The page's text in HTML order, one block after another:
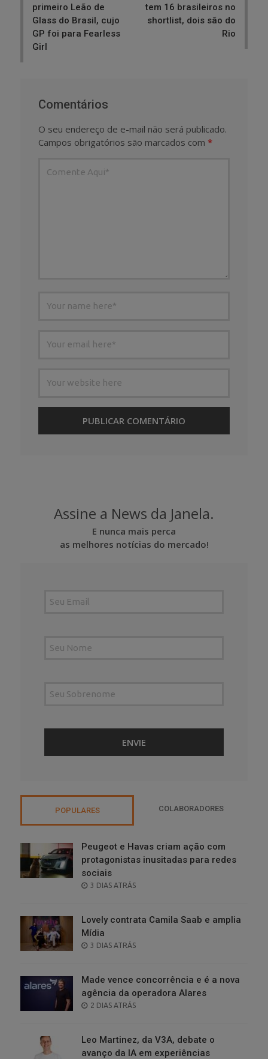
primeiro Leão de
Glass do Brasil, cujo
GP foi para Fearless
Girl
tem 16 brasileiros no
shortlist, dois são do
Rio
Comentários
O seu endereço de e-mail não será publicado.
Campos obrigatórios são marcados com *
Assine a News da Janela.
E nunca mais perca
as melhores notícias do mercado!
POPULARES COLABORADORES
Peugeot e Havas criam ação com
protagonistas inusitadas para redes
sociais
POSTED
3 DIAS ATRÁS
Lovely contrata Camila Saab e amplia
Mídia
POSTED
3 DIAS ATRÁS
Made vence concorrência e é a nova
agência da operadora Alares
POSTED
2 DIAS ATRÁS
Leo Martinez, da V3A, debate o
avanço da IA em experiências